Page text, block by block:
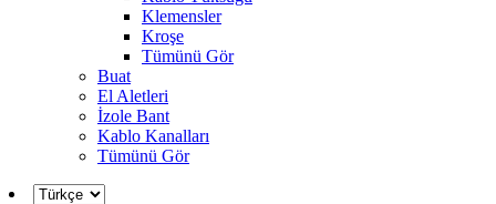
Klemensler
Kroşe
Tümünü Gör
Buat
El Aletleri
İzole Bant
Kablo Kanalları
Tümünü Gör